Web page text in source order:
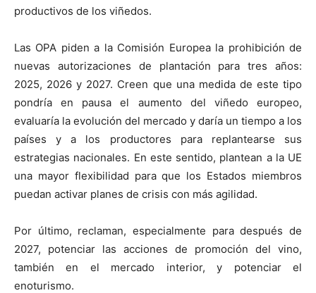
productivos de los viñedos.
Las OPA piden a la Comisión Europea la prohibición de
nuevas autorizaciones de plantación para tres años:
2025, 2026 y 2027. Creen que una medida de este tipo
pondría en pausa el aumento del viñedo europeo,
evaluaría la evolución del mercado y daría un tiempo a los
países y a los productores para replantearse sus
estrategias nacionales. En este sentido, plantean a la UE
una mayor flexibilidad para que los Estados miembros
puedan activar planes de crisis con más agilidad.
Por último, reclaman, especialmente para después de
2027, potenciar las acciones de promoción del vino,
también en el mercado interior, y potenciar el
enoturismo.